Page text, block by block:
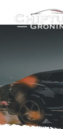
n
i
n
h
u
d